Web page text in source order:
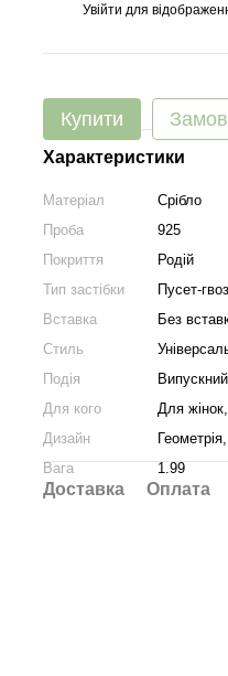
Увійти для
Купити
Характеристики
Матеріал
Срібло
Проба
925
Покриття
Родій
Тип застібки
Пусет-
Вставка
Без
Стиль
Подія
Для кого
Для жінок,
Дизайн
Вага
1.99
Доставка Оплата